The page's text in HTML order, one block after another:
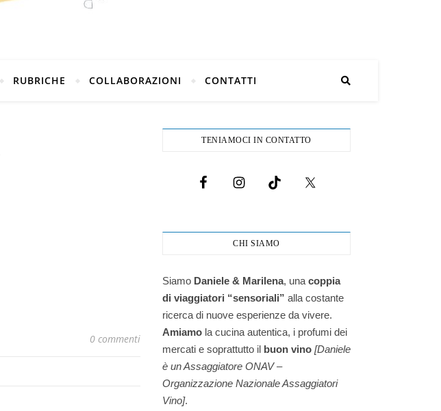
RUBRICHE COLLABORAZIONI CONTATTI
0 commenti
TENIAMOCI IN CONTATTO
CHI SIAMO
Siamo Daniele & Marilena, una coppia
di viaggiatori “sensoriali” alla costante
ricerca di nuove esperienze da vivere.
Amiamo la cucina autentica, i profumi dei
mercati e soprattutto il buon vino [Daniele
è un Assaggiatore ONAV –
Organizzazione Nazionale Assaggiatori
Vino].